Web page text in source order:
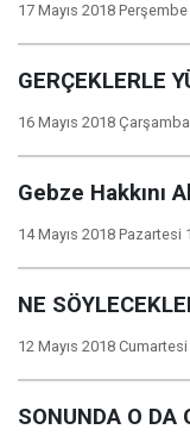
17 Mayıs 2018
GERÇEKLERLE
16 Mayıs 2018
Gebze Hakkını
14 Mayıs 2018 Pazartesi
NE
12 Mayıs 2018
SONUNDA O DA